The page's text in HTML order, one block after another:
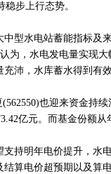
步上行态势。
中型水电站蓄能指标及
为，水电发电量实现
沛，水库蓄水得到有
也迎来资金持
亿元。而基金份额从
持明年电价提升，水
算电价超预期以及算